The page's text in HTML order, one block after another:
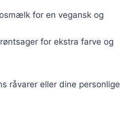
for en vegansk og
for ekstra farve og
råvarer eller dine personlige